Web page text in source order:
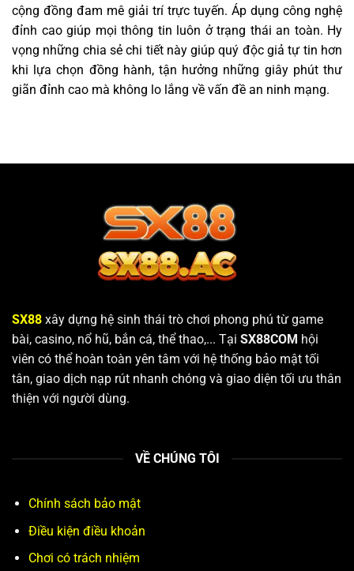
cộng đồng đam mê giải trí trực tuyến. Áp dụng công nghệ
đỉnh cao giúp mọi thông tin luôn ở trạng thái an toàn. Hy
vọng những chia sẻ chi tiết này giúp quý độc giả tự tin hơn
khi lựa chọn đồng hành, tận hưởng những giây phút thư
giãn đỉnh cao mà không lo lắng về vấn đề an ninh mạng.
SX88 xây dựng hệ sinh thái trò chơi phong phú từ game
bài, casino, nổ hũ, bắn cá, thể thao,... Tại SX88COM hội
viên có thể hoàn toàn yên tâm với hệ thống bảo mật tối
tân, giao dịch nạp rút nhanh chóng và giao diện tối ưu thân
thiện với người dùng.
VỀ CHÚNG TÔI
Chính sách bảo mật
Điều kiện điều khoản
Chơi có trách nhiệm